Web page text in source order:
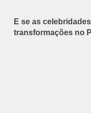
E se as
transformações no